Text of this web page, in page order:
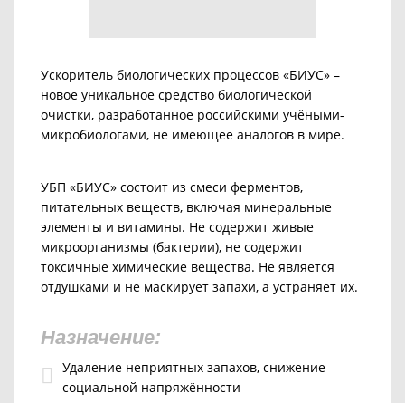
Ускоритель биологических процессов «БИУС» –
новое уникальное средство биологической
очистки, разработанное российскими учёными-
микробиологами, не имеющее аналогов в мире.
УБП «БИУС» состоит из смеси ферментов,
питательных веществ, включая минеральные
элементы и витамины. Не содержит живые
микроорганизмы (бактерии), не содержит
токсичные химические вещества. Не является
отдушками и не маскирует запахи, а устраняет их.
Назначение:
Удаление неприятных запахов, снижение
социальной напряжённости